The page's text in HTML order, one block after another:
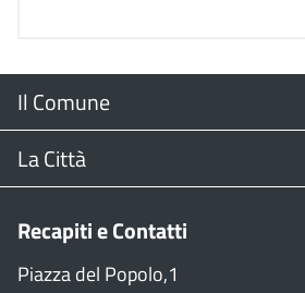
Menu
Footer
Il Comune
Il Sindaco
Consiglio Comunale
La Città
Stradario
Recapiti e Contatti
Piazza del Popolo,1